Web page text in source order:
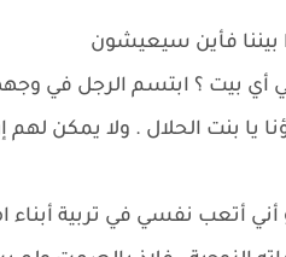
بيننا فأين سيعيشون
أي بيت ؟ ابتسم الرجل في
يا بنت الحلال . ولا يمكن لهم
أتعب نفسي في تربية أبناء